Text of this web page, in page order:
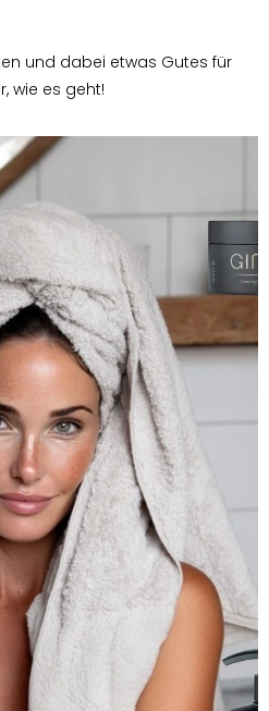
und dabei etwas Gutes für
wie es geht!